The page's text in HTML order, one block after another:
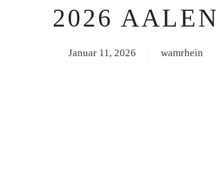
2026 AALEN
Januar 11, 2026 wamrhein